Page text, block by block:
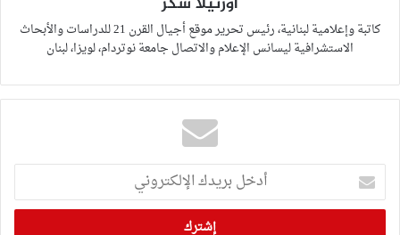
كاتبة وإعلامية لبنانية، رئيس تحرير موقع أجيال القرن 21 للدراسات والأبحاث
الاستشرافية ليسانس الإعلام والاتصال جامعة نوتردام، لويزا، لبنان
أدخل
بريدك
الإلكتروني